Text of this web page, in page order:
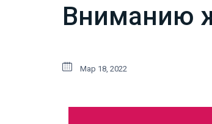
Вниманию
Мар 18, 2022